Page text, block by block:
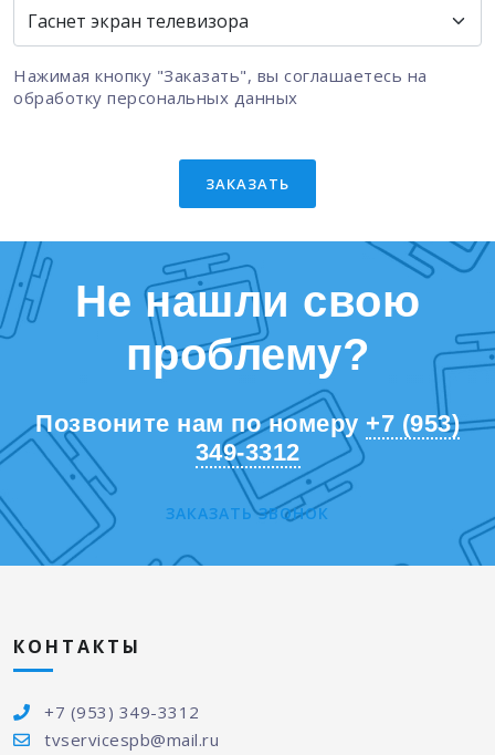
Нажимая кнопку "Заказать", вы соглашаетесь на
обработку персональных данных
ЗАКАЗАТЬ
Не нашли свою
проблему?
Позвоните нам по номеру +7 (953)
349-3312
ЗАКАЗАТЬ ЗВОНОК
КОНТАКТЫ
+7 (953) 349-3312
tvservicespb@mail.ru